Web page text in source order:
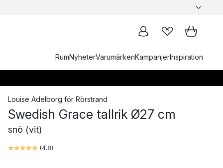
RumNyheterVarumärkenKampanjerInspiration
Louise Adelborg för Rörstrand
Swedish Grace tallrik Ø27 cm
snö (vit)
(4.8)